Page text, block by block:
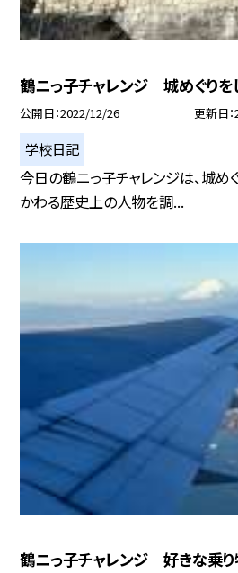
鶴ニっ子チャレンジ 城めぐりを
公開日 2022/12/26 更新日
学校日記
今日の鶴ニっ子チャレンジは、城め
かわる歴史上の人物を調...
鶴ニっ子チャレンジ 好きな乗り